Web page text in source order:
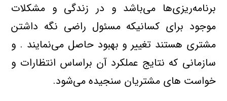
برنامه‌ریزی‌ها می‌باشد و در زندگی و مشکلات
موجود برای کسانیکه مسئول راضی نگه داشتن
مشتری هستند تغییر و بهبود حاصل می‌نمایند . و
سازمانی که نتایج عملکرد آن براساس انتظارات و
خواست ‌های مشتریان سنجیده می‌شود.